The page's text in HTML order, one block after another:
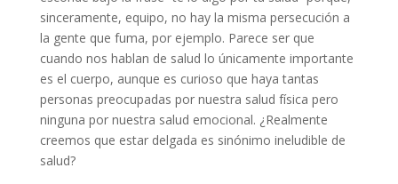
sinceramente, equipo, no hay la misma persecución a
la gente que fuma, por ejemplo. Parece ser que
cuando nos hablan de salud lo únicamente importante
es el cuerpo, aunque es curioso que haya tantas
personas preocupadas por nuestra salud física pero
ninguna por nuestra salud emocional. ¿Realmente
creemos que estar delgada es sinónimo ineludible de
salud?